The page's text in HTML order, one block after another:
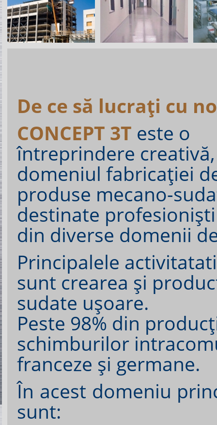
De ce să lucraţi cu
CONCEPT 3T este o
întreprindere
domeniul fabricaţiei
produse mecano-
destinate
din diverse domenii
Principalele
sunt crearea și
sudate uşoare.
Peste 98% din
schimburilor
franceze şi germane.
În acest domeniu
sunt: